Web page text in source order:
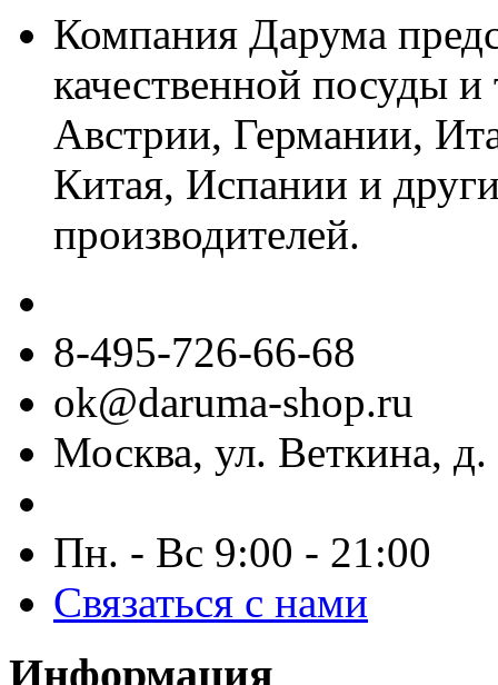
Компания Дарума
качественной посуды
Австрии, Германии,
Китая, Испании и
производителей.
8-495-726-66-68
ok@daruma-shop.ru
Москва, ул. Веткина, д.
Пн. - Вс 9:00 - 21:00
Связаться с нами
Информация